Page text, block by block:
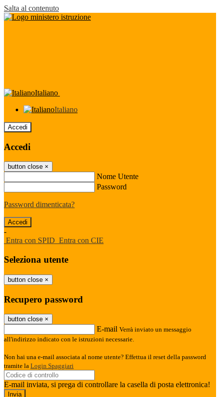
Salta al contenuto
Italiano
Italiano
Accedi
Accedi
button close ×
Nome Utente
Password
Password dimenticata?
-
Entra con SPID Entra con CIE
Seleziona utente
button close ×
Recupero password
button close ×
E-mail Verrà inviato un messaggio
all'indirizzo indicato con le istruzioni necessarie.
Non hai una e-mail associata al nome utente? Effettua il reset della password
tramite la Login Spaggiari
E-mail inviata, si prega di controllare la casella di posta elettronica!